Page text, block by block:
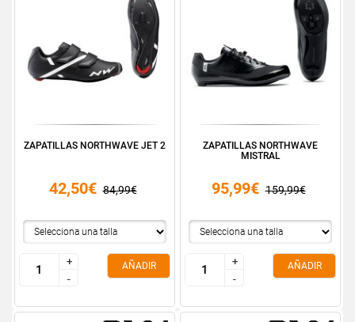
ZAPATILLAS NORTHWAVE JET 2
42,50€ 84,99€
+
-
+
-
AÑADIR
ZAPATILLAS NORTHWAVE
MISTRAL
95,99€ 159,99€
+
-
+
-
AÑADIR